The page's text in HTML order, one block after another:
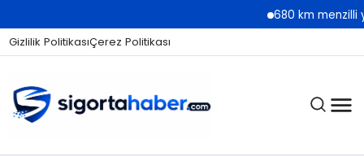
680 km menzilli yeni
Gizlilik PolitikasıÇerez Politikası